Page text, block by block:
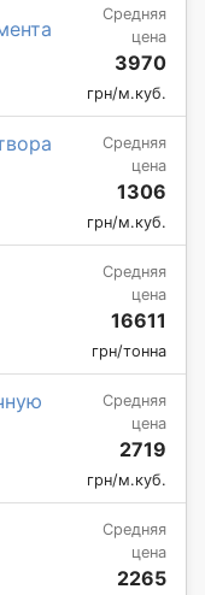
Средняя
цена
3970
грн/м.куб.
Средняя
цена
1306
грн/м.куб.
Средняя
цена
16611
грн/тонна
Средняя
цена
2719
грн/м.куб.
Средняя
цена
2265